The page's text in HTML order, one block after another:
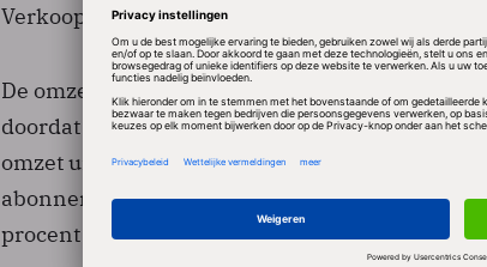
Verkoopcycli duren nu twee keer zo lang als
De omzet kwam op 117,6 miljoen euro, 9,6
doordat Exact de omzetdaling bij licenties wist
omzet uit onderhoud. Ook Exact Online deed
abonnementen op deze SaaS-vorm van de
procent naar meer dan 10.000.